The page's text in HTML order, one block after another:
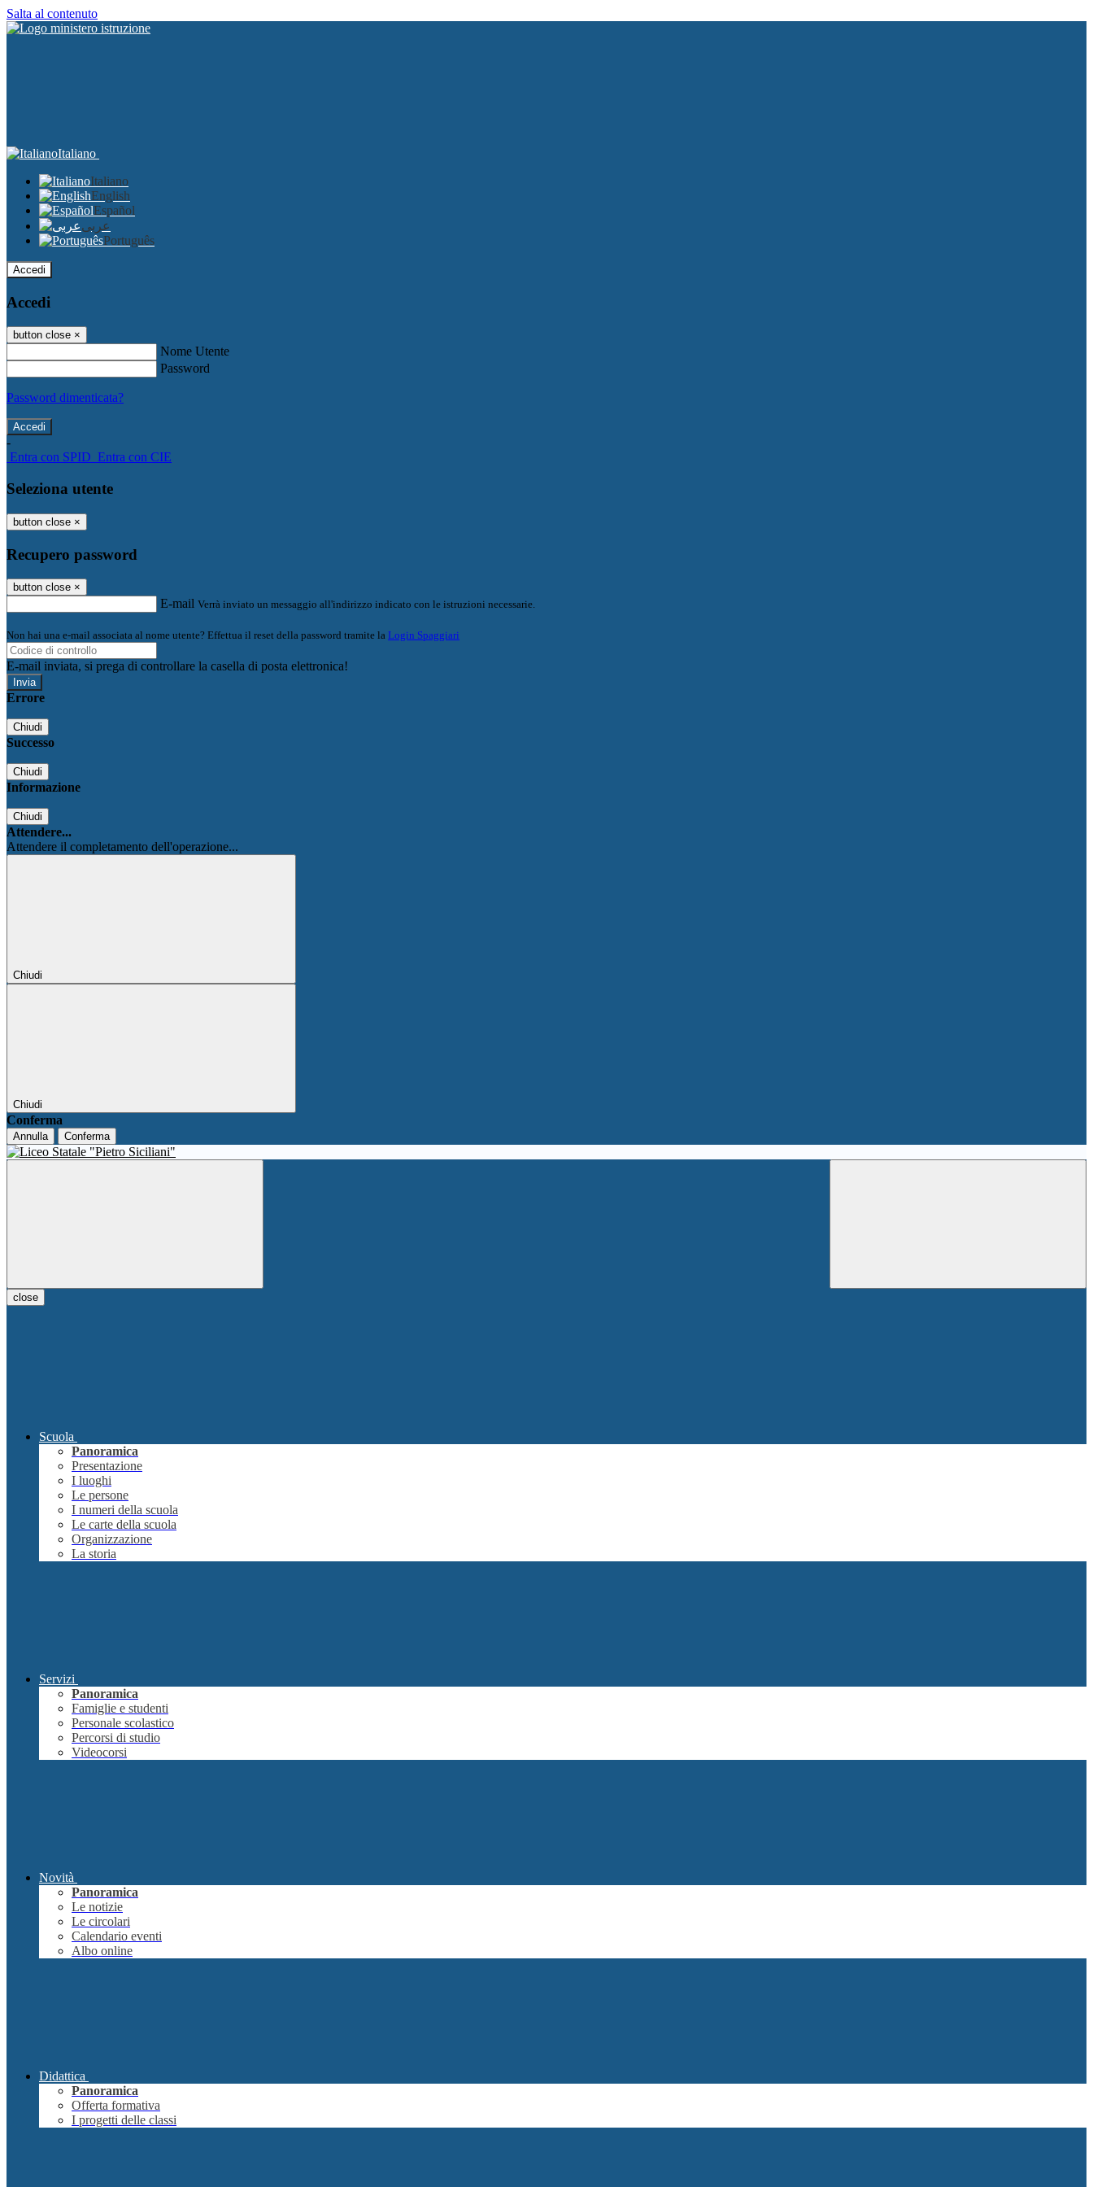
Salta al contenuto
Italiano
Italiano
English
Español
عربى
Português
Accedi
Accedi
button close ×
Nome Utente
Password
Password dimenticata?
-
Entra con SPID Entra con CIE
Seleziona utente
button close ×
Recupero password
button close ×
E-mail Verrà inviato un messaggio all'indirizzo indicato con le istruzioni necessarie.
Non hai una e-mail associata al nome utente? Effettua il reset della password tramite la Login Spaggiari
E-mail inviata, si prega di controllare la casella di posta elettronica!
Errore
Chiudi
Successo
Chiudi
Informazione
Chiudi
Attendere...
Attendere il completamento dell'operazione...
Chiudi
Chiudi
Conferma
Annulla Conferma
close
Scuola
Panoramica
Presentazione
I luoghi
Le persone
I numeri della scuola
Le carte della scuola
Organizzazione
La storia
Servizi
Panoramica
Famiglie e studenti
Personale scolastico
Percorsi di studio
Videocorsi
Novità
Panoramica
Le notizie
Le circolari
Calendario eventi
Albo online
Didattica
Panoramica
Offerta formativa
I progetti delle classi